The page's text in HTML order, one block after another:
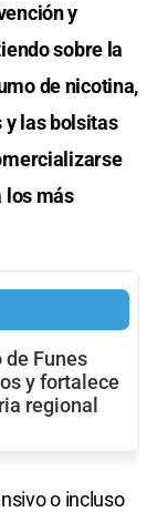
y
sobre la
de nicotina,
las bolsitas
los más
de Funes
y fortalece
regional
o incluso